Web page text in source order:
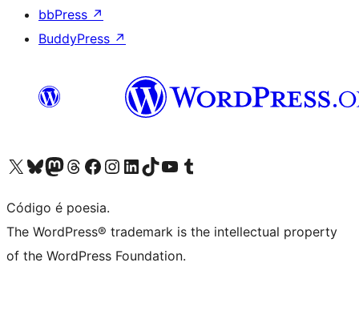
bbPress ↗
BuddyPress ↗
Visite a nossa conta X (antigo Twitter)
Visit our Bluesky account
Visit our Mastodon account
Visit our Threads account
Visite a nossa página do Facebook
Visite a nossa conta no Instagram
Visite a nossa conta no LinkedIn
Visit our TikTok account
Visit our YouTube channel
Visit our Tumblr account
Código é poesia.
The WordPress® trademark is the intellectual property
of the WordPress Foundation.